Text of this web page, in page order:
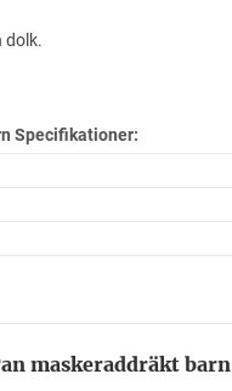
dolk.
Specifikationer:
maskeraddräkt barn